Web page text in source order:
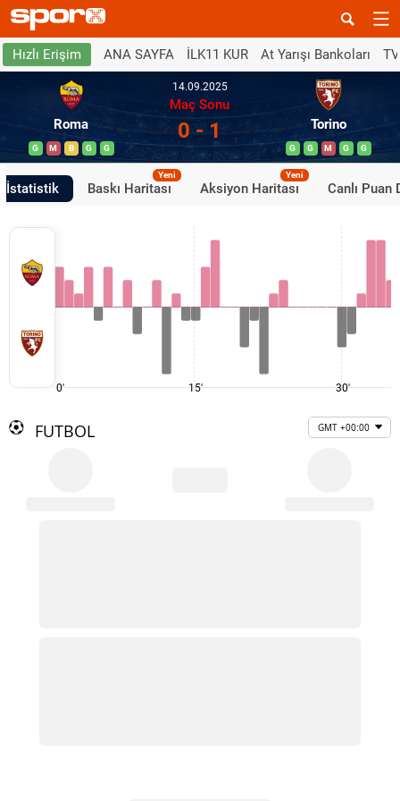
Hızlı Erişim ANA SAYFA İLK11 KUR At Yarışı Bankoları
Roma
G M B G G
14.09.2025
Maç Sonu
0 - 1 Torino
G G M G G
İstatistik Baskı Haritası
Yeni
Aksiyon Haritası
Yeni
Canlı Puan
0' 15' 30'
FUTBOL GMT +00:00